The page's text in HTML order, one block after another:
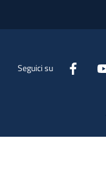
Seguici su